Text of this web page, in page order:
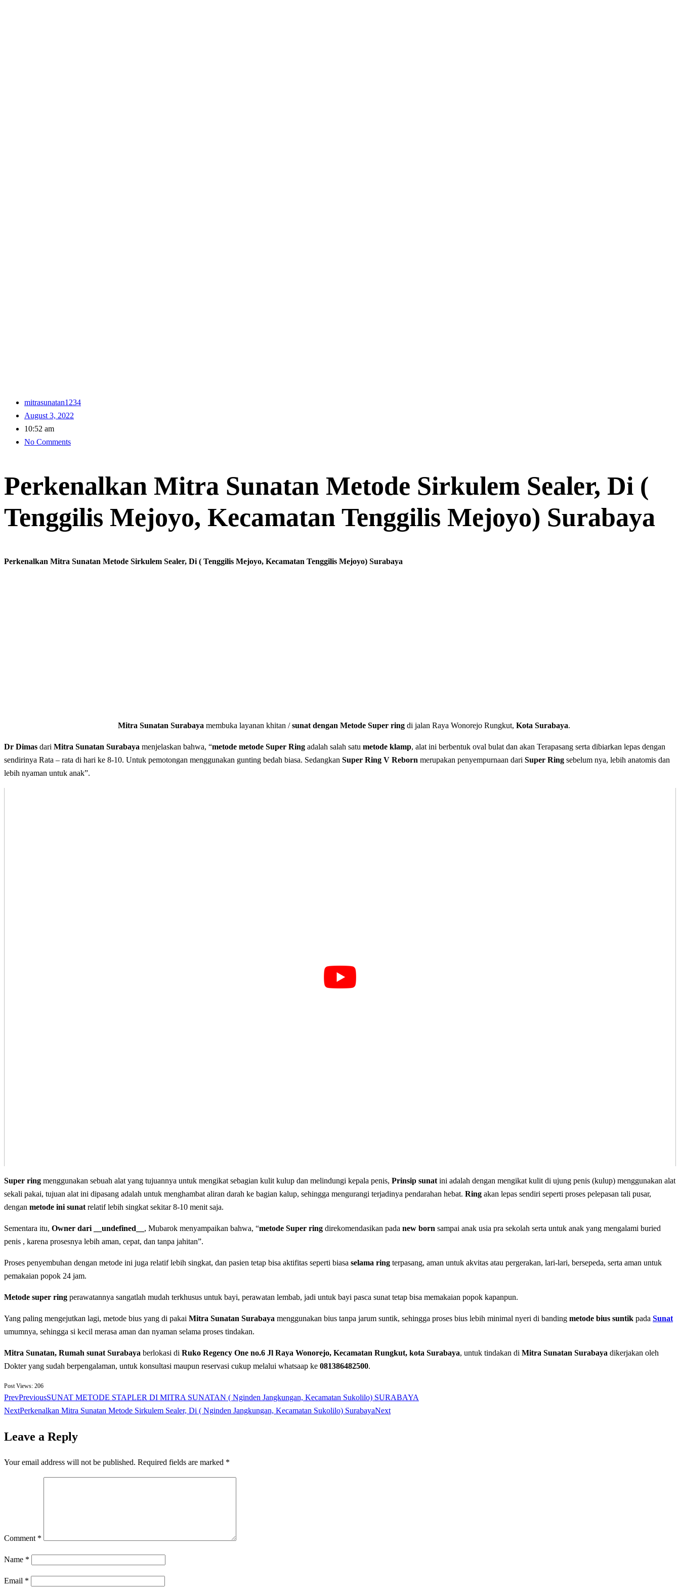
mitrasunatan1234
August 3, 2022
10:52 am
No Comments
Perkenalkan Mitra Sunatan Metode Sirkulem Sealer, Di (
Tenggilis Mejoyo, Kecamatan Tenggilis Mejoyo) Surabaya
Perkenalkan Mitra Sunatan Metode Sirkulem Sealer, Di ( Tenggilis Mejoyo, Kecamatan Tenggilis Mejoyo) Surabaya
Mitra Sunatan Surabaya membuka layanan khitan /sunat dengan Metode Super ring di jalan Raya Wonorejo Rungkut, Kota Surabaya.
Dr Dimas dari Mitra Sunatan Surabaya menjelaskan bahwa, “metode metode Super Ring adalah salah satu metode klamp, alat ini berbentuk oval bulat dan akan Terapasang serta dibiarkan lepas dengan
sendirinya Rata – rata di hari ke 8-10. Untuk pemotongan menggunakan gunting bedah biasa. Sedangkan Super Ring V Reborn merupakan penyempurnaan dari Super Ring sebelum nya, lebih anatomis dan
lebih nyaman untuk anak”.
Super ring menggunakan sebuah alat yang tujuannya untuk mengikat sebagian kulit kulup dan melindungi kepala penis, Prinsip sunat ini adalah dengan mengikat kulit di ujung penis (kulup) menggunakan alat
sekali pakai, tujuan alat ini dipasang adalah untuk menghambat aliran darah ke bagian kalup, sehingga mengurangi terjadinya pendarahan hebat. Ring akan lepas sendiri seperti proses pelepasan tali pusar,
dengan metode ini sunat relatif lebih singkat sekitar 8-10 menit saja.
Sementara itu, Owner dari __undefined__ , Mubarok menyampaikan bahwa, “metode Super ring direkomendasikan pada new born sampai anak usia pra sekolah serta untuk anak yang mengalami buried
penis , karena prosesnya lebih aman, cepat, dan tanpa jahitan”.
Proses penyembuhan dengan metode ini juga relatif lebih singkat, dan pasien tetap bisa aktifitas seperti biasa selama ring terpasang, aman untuk akvitas atau pergerakan, lari-lari, bersepeda, serta aman untuk
pemakaian popok 24 jam.
Metode super ring perawatannya sangatlah mudah terkhusus untuk bayi, perawatan lembab, jadi untuk bayi pasca sunat tetap bisa memakaian popok kapanpun.
Yang paling mengejutkan lagi, metode bius yang di pakai Mitra Sunatan Surabaya menggunakan bius tanpa jarum suntik, sehingga proses bius lebih minimal nyeri di banding metode bius suntik pada Sunat
umumnya, sehingga si kecil merasa aman dan nyaman selama proses tindakan.
Mitra Sunatan, Rumah sunat Surabaya berlokasi di Ruko Regency One no.6 Jl Raya Wonorejo, Kecamatan Rungkut, kota Surabaya, untuk tindakan di Mitra Sunatan Surabaya dikerjakan oleh
Dokter yang sudah berpengalaman, untuk konsultasi maupun reservasi cukup melalui whatsaap ke 081386482500.
Post Views: 206
PrevPreviousSUNAT METODE STAPLER DI MITRA SUNATAN ( Nginden Jangkungan, Kecamatan Sukolilo) SURABAYA
NextPerkenalkan Mitra Sunatan Metode Sirkulem Sealer, Di ( Nginden Jangkungan, Kecamatan Sukolilo) SurabayaNext
Leave a Reply
Your email address will not be published. Required fields are marked *
Comment *
Name *
Email *